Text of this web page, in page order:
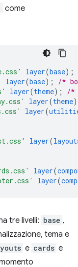
come
layer(base) ;
layer(base) ;
/*
layer(theme) ;
/*
layer(theme)
layer(
layer(
layer(
layer(
tre livelli: base ,
tema e
e cards e